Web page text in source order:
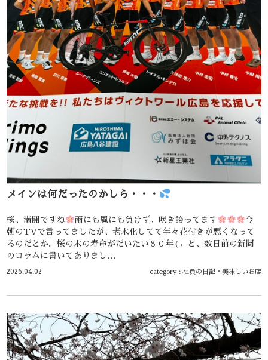
メインは何だったのかしら・・・
桜、満開ですね 雨にも風にも負けず、咲き誇ってます
今
朝のTVで言ってましたが、老木化してて年々花付きが悪くなって
るのだとか。桜の木の寿命がだいたい８０年(←と、数日前の新聞
のコラムに書いてありまし…
2026.04.02 category : 社員の日記・ 美味しいお店